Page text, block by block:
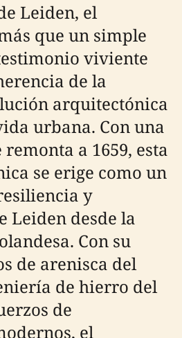
Leiden, el
que un simple
viviente
de la
arquitectónica
urbana. Con una
a 1659, esta
se erige como un
y
Leiden desde la
Con su
de arenisca del
de hierro del
de
el